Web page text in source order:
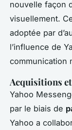
nouvelle façon
visuellement.
adoptée par
l’influence de
communication
Acquisitions
Yahoo
par le biais de
Yahoo a